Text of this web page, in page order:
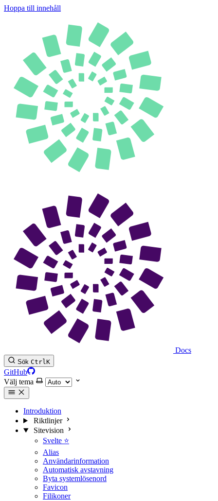
Hoppa till innehåll
Docs
Sök CtrlK
GitHub
Välj tema
Introduktion
Riktlinjer
Sitevision
Svelte ⭐
Alias
Användarinformation
Automatisk avstavning
Byta systemlösenord
Favicon
Filikoner